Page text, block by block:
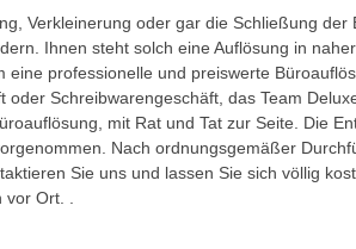
Verkleinerung oder gar die Schließung
Ihnen steht solch eine Auflösung in
eine professionelle und preiswerte
oder Schreibwarengeschäft, das Team
mit Rat und Tat zur Seite. Die
Nach ordnungsgemäßer
Sie uns und lassen Sie sich völlig
Ort. .